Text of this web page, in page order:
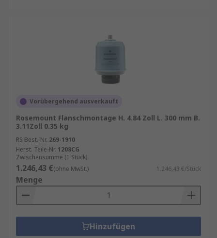
Vorübergehend ausverkauft
Rosemount Flanschmontage H. 4.84 Zoll L. 300 mm B.
3.11Zoll 0.35 kg
RS Best.-Nr. 269-1910
Herst. Teile-Nr. 1208CG
Zwischensumme (1 Stück)
1.246,43 €(ohne MwSt.) 1.246,43 €/Stück
Menge
Hinzufügen